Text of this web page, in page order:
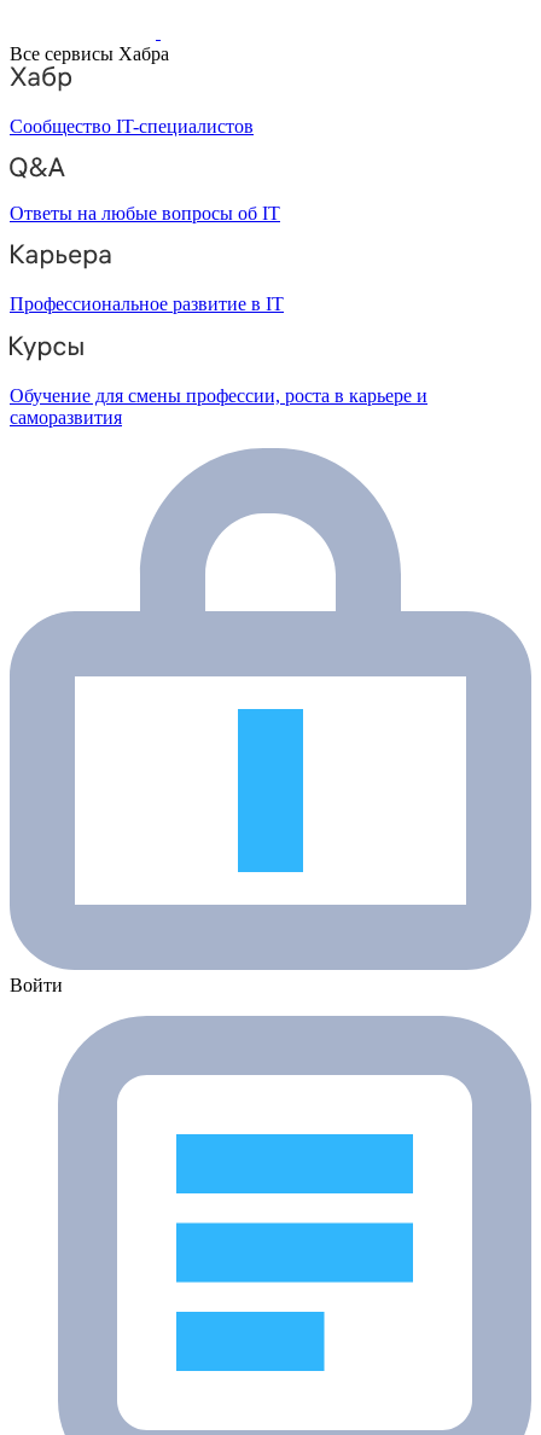
Все сервисы Хабра
Сообщество IT-специалистов
Ответы на любые вопросы об IT
Профессиональное развитие в IT
Обучение для смены профессии, роста в карьере и
саморазвития
Войти